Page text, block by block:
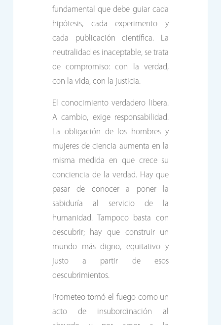
fundamental que debe guiar cada
hipótesis, cada experimento y
cada publicación científica. La
neutralidad es inaceptable, se trata
de compromiso: con la verdad,
con la vida, con la justicia.
El conocimiento verdadero libera.
A cambio, exige responsabilidad.
La obligación de los hombres y
mujeres de ciencia aumenta en la
misma medida en que crece su
conciencia de la verdad. Hay que
pasar de conocer a poner la
sabiduría al servicio de la
humanidad. Tampoco basta con
descubrir; hay que construir un
mundo más digno, equitativo y
justo a partir de esos
descubrimientos.
Prometeo tomó el fuego como un
acto de insubordinación al